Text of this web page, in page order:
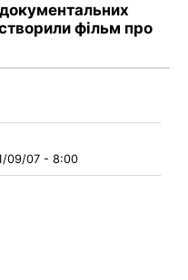
фільм про
09/07 - 8:00